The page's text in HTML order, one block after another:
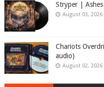
Stryper |
August 03, 2026
Chariots
audio)
August 02, 2026